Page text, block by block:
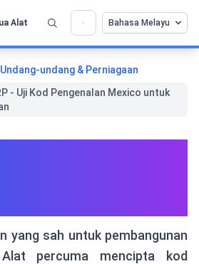
Alat Bahasa Melayu
Undang-undang & Perniagaan
- Uji Kod Pengenalan Mexico untuk
yang sah untuk pembangunan
percuma mencipta kod
ini? Bantu kami menjadikannya
×
→